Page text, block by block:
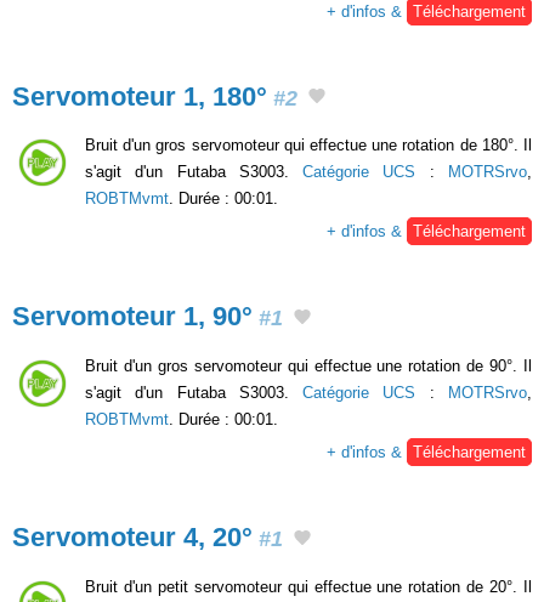
+ d'infos &
Téléchargement
Servomoteur 1, 180° #2
Bruit d'un gros servomoteur qui effectue une rotation de 180°. Il
s'agit d'un Futaba S3003.Catégorie UCS : MOTRSrvo,
ROBTMvmt. Durée : 00:01.
+ d'infos & Téléchargement
Servomoteur 1, 90° #1
Bruit d'un gros servomoteur qui effectue une rotation de 90°. Il
s'agit d'un Futaba S3003.Catégorie UCS : MOTRSrvo
ROBTMvmt . Durée : 00:01.
+ d'infos &
Téléchargement
Servomoteur 4, 20° #1
Bruit d'un petit servomoteur qui effectue une rotation de 20°. Il